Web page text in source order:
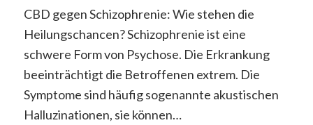
CBD gegen Schizophrenie: Wie stehen die
Heilungschancen? Schizophrenie ist eine
schwere Form von Psychose. Die Erkrankung
beeinträchtigt die Betroffenen extrem. Die
Symptome sind häufig sogenannte akustischen
Halluzinationen, sie können…